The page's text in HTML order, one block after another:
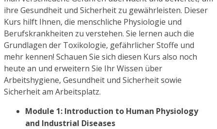
ihre Gesundheit und Sicherheit zu gewährleisten. Dieser
Kurs hilft Ihnen, die menschliche Physiologie und
Berufskrankheiten zu verstehen. Sie lernen auch die
Grundlagen der Toxikologie, gefährlicher Stoffe und
mehr kennen! Schauen Sie sich diesen Kurs also noch
heute an und erweitern Sie Ihr Wissen über
Arbeitshygiene, Gesundheit und Sicherheit sowie
Sicherheit am Arbeitsplatz.
Module 1: Introduction to Human Physiology
and Industrial Diseases